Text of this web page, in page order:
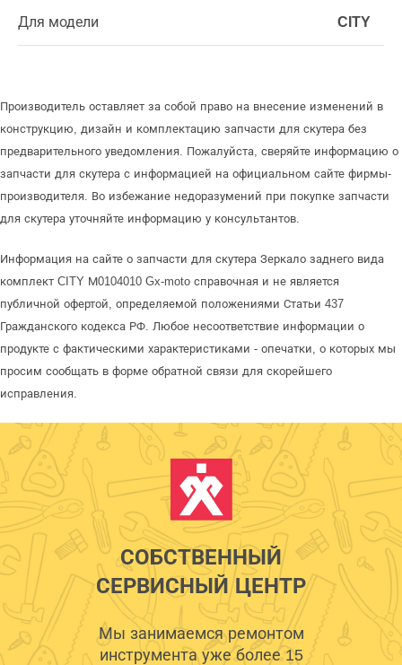
Для модели CITY
Производитель оставляет за собой право на внесение изменений в
конструкцию, дизайн и комплектацию запчасти для скутера без
предварительного уведомления. Пожалуйста, сверяйте информацию о
запчасти для скутера с информацией на официальном сайте фирмы-
производителя. Во избежание недоразумений при покупке запчасти
для скутера уточняйте информацию у консультантов.
Информация на сайте о запчасти для скутера Зеркало заднего вида
комплект CITY М0104010 Gx-moto справочная и не является
публичной офертой, определяемой положениями Статьи 437
Гражданского кодекса РФ. Любое несоответствие информации о
продукте с фактическими характеристиками - опечатки, о которых мы
просим сообщать в форме обратной связи для скорейшего
исправления.
СОБСТВЕННЫЙ
СЕРВИСНЫЙ ЦЕНТР
Мы занимаемся ремонтом
инструмента уже более 15